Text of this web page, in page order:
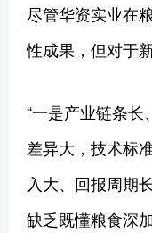
尽管华资实业在
性成果，但对于
“一是产业链条
差异大，技术标
入大、回报周期
缺乏既懂粮食深